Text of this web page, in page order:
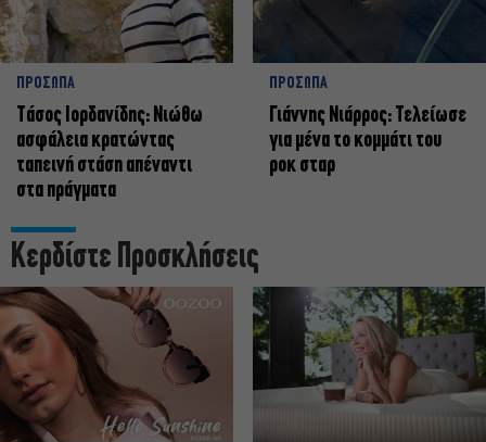
ΠΡΟΣΩΠΑ
Tάσος Ιορδανίδης: Νιώθω
ασφάλεια κρατώντας
ταπεινή στάση απέναντι
στα πράγματα
ΠΡΟΣΩΠΑ
Γιάννης Νιάρρος: Τελείωσε
για μένα το κομμάτι του
ροκ σταρ
Κερδίστε Προσκλήσεις